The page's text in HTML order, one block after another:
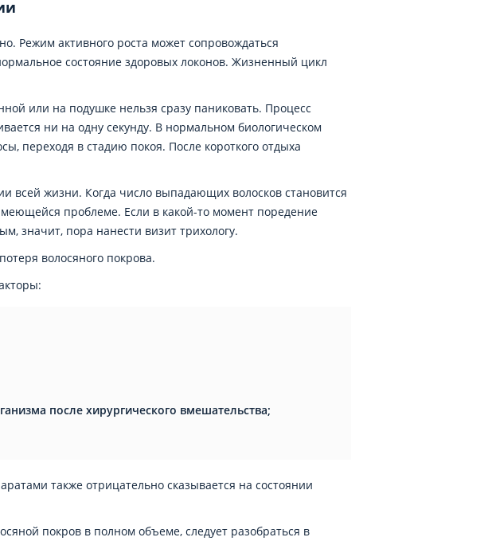
Режим активного роста может сопровождаться
состояние здоровых локонов. Жизненный цикл
или на подушке нельзя сразу паниковать. Процесс
ни на одну секунду. В нормальном биологическом
переходя в стадию покоя. После короткого отдыха
всей жизни. Когда число выпадающих волосков становится
проблеме. Если в какой-то момент поредение
значит, пора нанести визит трихологу.
волосяного покрова.
после хирургического вмешательства;
также отрицательно сказывается на состоянии
покров в полном объеме, следует разобраться в